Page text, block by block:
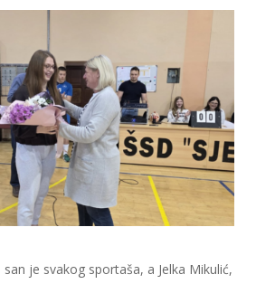
je svakog sportaša, a Jelka Mikulić,